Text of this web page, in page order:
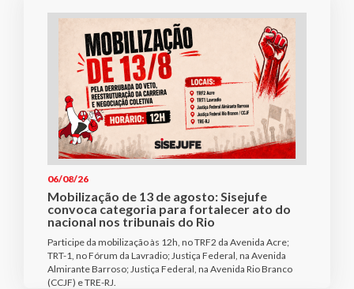
06/08/26
Mobilização de 13 de agosto: Sisejufe
convoca categoria para fortalecer ato do
nacional nos tribunais do Rio
Participe da mobilização às 12h, no TRF2 da Avenida Acre;
TRT-1, no Fórum da Lavradio; Justiça Federal, na Avenida
Almirante Barroso; Justiça Federal, na Avenida Rio Branco
(CCJF) e TRE-RJ.